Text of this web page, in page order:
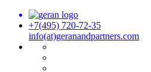
+7(495) 720-72-35
info(at)geranandpartners.com